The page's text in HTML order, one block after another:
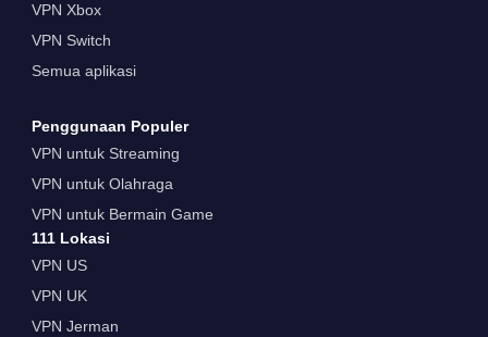
VPN Xbox
VPN Switch
Semua aplikasi
Penggunaan Populer
VPN untuk Streaming
VPN untuk Olahraga
VPN untuk Bermain Game
111 Lokasi
VPN US
VPN UK
VPN Jerman